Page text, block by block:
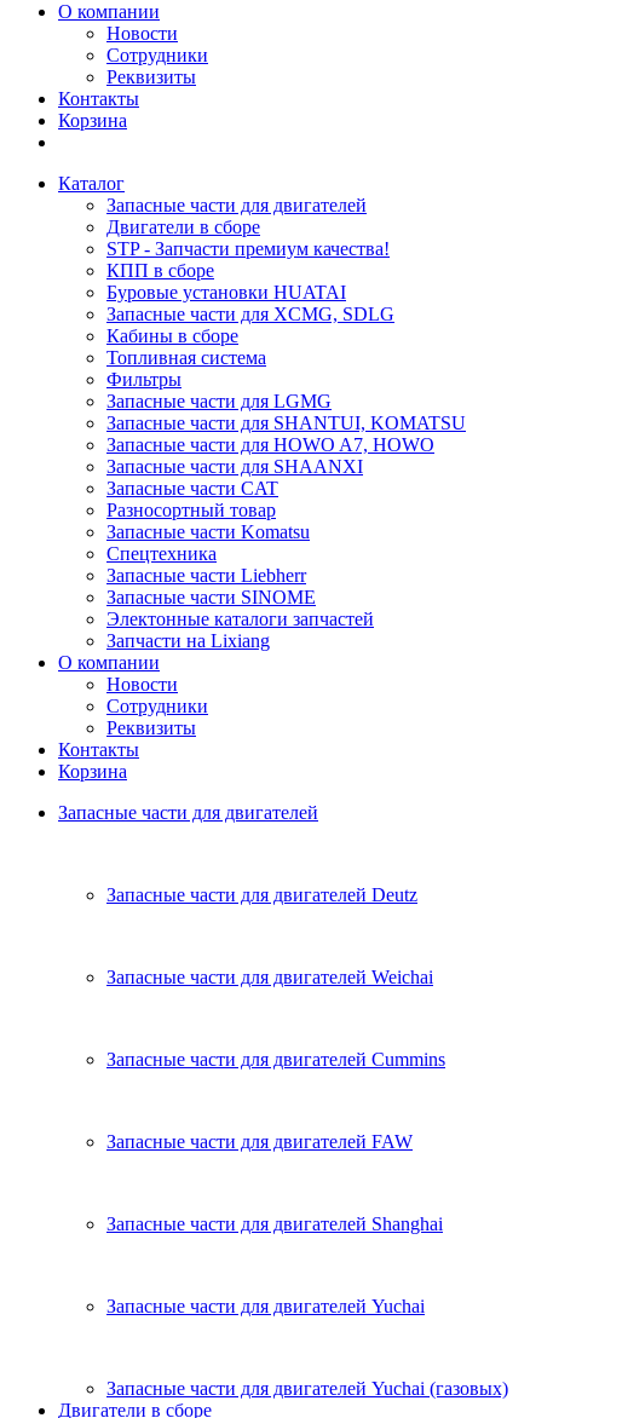
О компании
Новости
Сотрудники
Реквизиты
Контакты
Корзина
Каталог
Запасные части для двигателей
Двигатели в сборе
STP - Запчасти премиум качества!
КПП в сборе
Буровые установки HUATAI
Запасные части для XCMG, SDLG
Кабины в сборе
Топливная система
Фильтры
Запасные части для LGMG
Запасные части для SHANTUI, KOMATSU
Запасные части для HOWO A7, HOWO
Запасные части для SHAANXI
Запасные части CAT
Разносортный товар
Запасные части Komatsu
Спецтехника
Запасные части Liebherr
Запасные части SINOME
Электонные каталоги запчастей
Запчасти на Lixiang
О компании
Новости
Сотрудники
Реквизиты
Контакты
Корзина
Запасные части для двигателей
Запасные части для двигателей Deutz
Запасные части для двигателей Weichai
Запасные части для двигателей Cummins
Запасные части для двигателей FAW
Запасные части для двигателей Shanghai
Запасные части для двигателей Yuchai
Запасные части для двигателей Yuchai (газовых)
Двигатели в сборе